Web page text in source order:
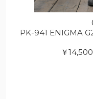
PK-941 ENIGMA
￥14,500